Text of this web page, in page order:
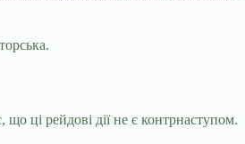
ці рейдові дії не є контрнаступом.